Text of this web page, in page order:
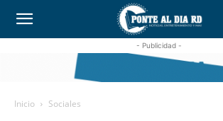
- Publicidad -
Inicio Sociales